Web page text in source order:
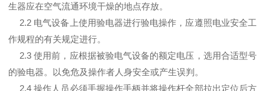
生器应在空气流通环境干燥的地点存放。
2.2 电气设备上使用验电器进行验电操作，应遵照电业安全工
作规程的有关规定进行。
2.3 使用前，应根据被验电气设备的额定电压，选用合适型号
的验电器。以免危及操作者人身安全或产生误判。
2.4 操作人员必须手握操作手柄并将操作杆全部拉出定位后方